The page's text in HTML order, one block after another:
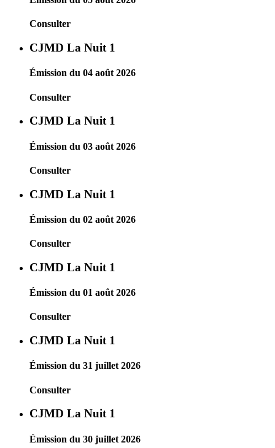
Consulter
CJMD La Nuit 1
Émission du 04 août 2026
Consulter
CJMD La Nuit 1
Émission du 03 août 2026
Consulter
CJMD La Nuit 1
Émission du 02 août 2026
Consulter
CJMD La Nuit 1
Émission du 01 août 2026
Consulter
CJMD La Nuit 1
Émission du 31 juillet 2026
Consulter
CJMD La Nuit 1
Émission du 30 juillet 2026